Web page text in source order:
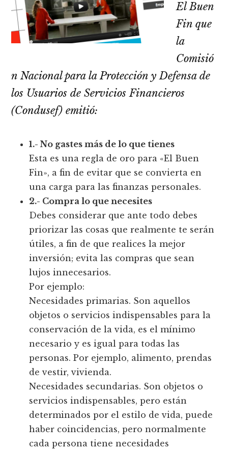
El Buen
Fin que
la
Comisió
n Nacional para la Protección y Defensa de
los Usuarios de Servicios Financieros
(Condusef) emitió:
1.- No gastes más de lo que tienes
Esta es una regla de oro para «El Buen
Fin», a fin de evitar que se convierta en
una carga para las finanzas personales.
2.- Compra lo que necesites
Debes considerar que ante todo debes
priorizar las cosas que realmente te serán
útiles, a fin de que realices la mejor
inversión; evita las compras que sean
lujos innecesarios.
Por ejemplo:
Necesidades primarias. Son aquellos
objetos o servicios indispensables para la
conservación de la vida, es el mínimo
necesario y es igual para todas las
personas. Por ejemplo, alimento, prendas
de vestir, vivienda.
Necesidades secundarias. Son objetos o
servicios indispensables, pero están
determinados por el estilo de vida, puede
haber coincidencias, pero normalmente
cada persona tiene necesidades